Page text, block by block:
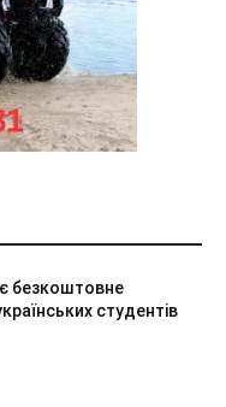
безкоштовне
студентів